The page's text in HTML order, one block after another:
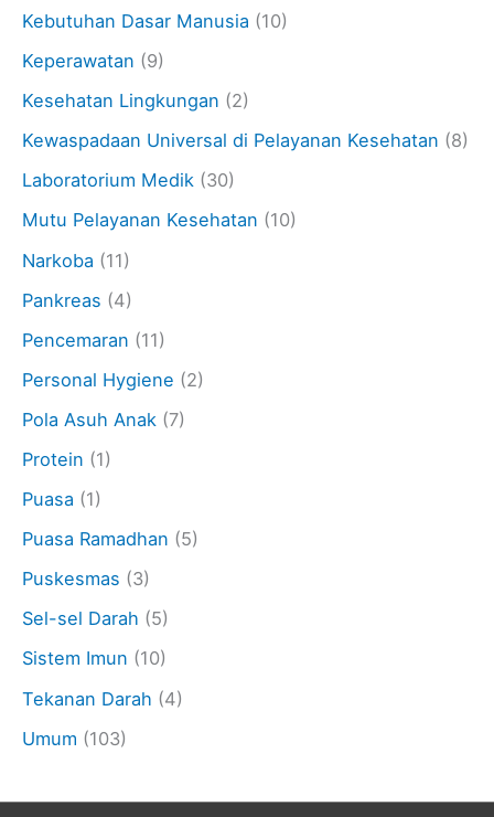
Kebutuhan Dasar Manusia (10)
Keperawatan (9)
Kesehatan Lingkungan (2)
Kewaspadaan Universal di Pelayanan Kesehatan (8)
Laboratorium Medik (30)
Mutu Pelayanan Kesehatan (10)
Narkoba (11)
Pankreas (4)
Pencemaran (11)
Personal Hygiene (2)
Pola Asuh Anak (7)
Protein (1)
Puasa (1)
Puasa Ramadhan (5)
Puskesmas (3)
Sel-sel Darah (5)
Sistem Imun (10)
Tekanan Darah (4)
Umum (103)